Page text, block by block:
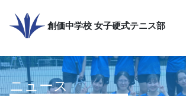
創価中学校 女子硬式テニス部
ニュース